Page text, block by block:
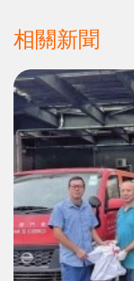
相關新聞